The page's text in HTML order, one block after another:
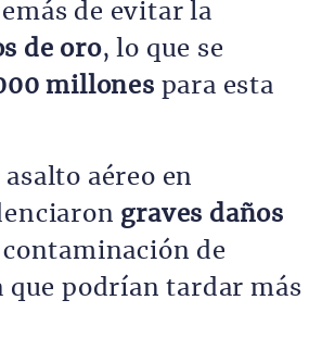
de evitar la
de oro, lo que se
millones para esta
aéreo en
graves daños
de
que podrían tardar más